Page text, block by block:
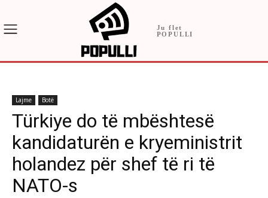
Ju flet
POPULLI
Lajme Botë
Türkiye do të mbështesë
kandidaturën e kryeministrit
holandez për shef të ri të
NATO-s